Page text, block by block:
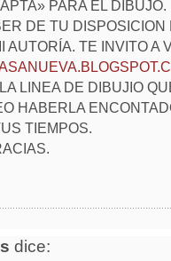
PARA EL DIBUJO.
DE TU
AUTORÍA. TE INVITO A
LINEA DE DIBUJIO
HABERLA
TIEMPOS.
dice: